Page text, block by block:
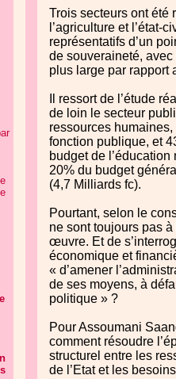
Trois secteurs ont été
l’agriculture et l’état-
représentatifs d’un
de souveraineté,
plus large par rapport
Il ressort de l’étude
de loin le secteur
ressources
fonction publique, et
budget de
20% du budget
(4,7 Milliards fc).
Pourtant, selon le
ne sont toujours pas
œuvre. Et de
économique et
« d’amener
de ses moyens, à
politique » ?
Pour Assoumani
comment résoudre
structurel entre les
de l’Etat et les